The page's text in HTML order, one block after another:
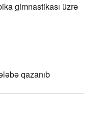
gimnastikası üzrə
qazanıb